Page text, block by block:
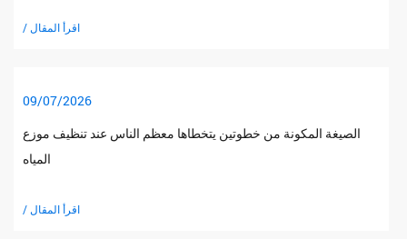
/ اقرأ المقال
09/07/2026
الصيغة المكونة من خطوتين يتخطاها معظم الناس عند تنظيف موزع
المياه
/ اقرأ المقال